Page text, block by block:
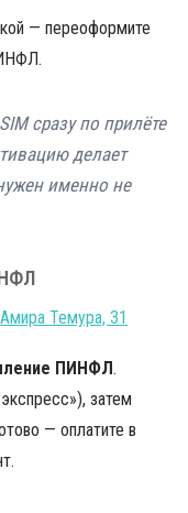
— переоформите
сразу по прилёте
делает
именно не
Темура, 31
ПИНФЛ.
затем
— оплатите в